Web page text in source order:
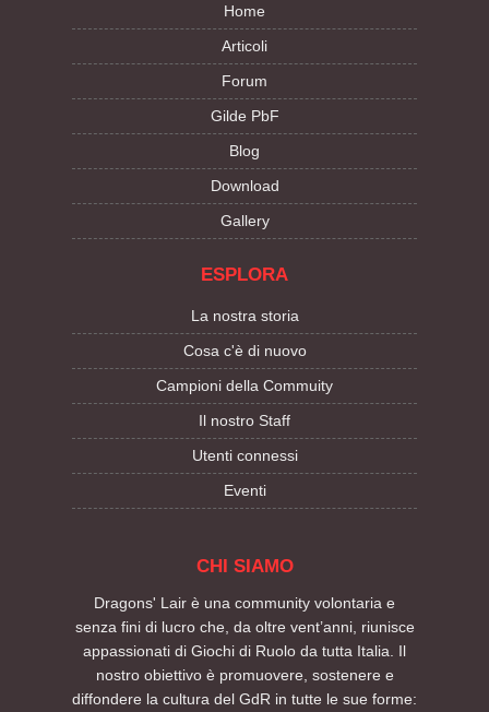
Home
Articoli
Forum
Gilde PbF
Blog
Download
Gallery
ESPLORA
La nostra storia
Cosa c'è di nuovo
Campioni della Commuity
Il nostro Staff
Utenti connessi
Eventi
CHI SIAMO
Dragons' Lair è una community volontaria e
senza fini di lucro che, da oltre vent’anni, riunisce
appassionati di Giochi di Ruolo da tutta Italia. Il
nostro obiettivo è promuovere, sostenere e
diffondere la cultura del GdR in tutte le sue forme: